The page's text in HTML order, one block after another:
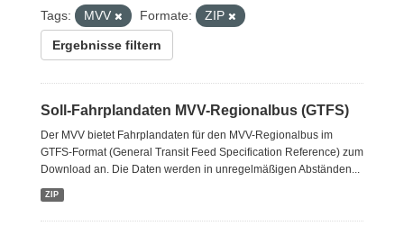
Tags: MVV Formate: ZIP
Ergebnisse filtern
Soll-Fahrplandaten MVV-Regionalbus (GTFS)
Der MVV bietet Fahrplandaten für den MVV-Regionalbus im
GTFS-Format (General Transit Feed Specification Reference) zum
Download an. Die Daten werden in unregelmäßigen Abständen...
ZIP